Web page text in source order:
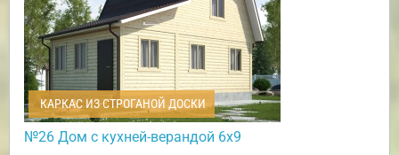
КАРКАС ИЗ СТРОГАНОЙ ДОСКИ
№26 Дом с кухней-верандой 6х9